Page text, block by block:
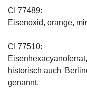
CI 77489:
Eisenoxid, orange,
CI 77510:
historisch auch
genannt.